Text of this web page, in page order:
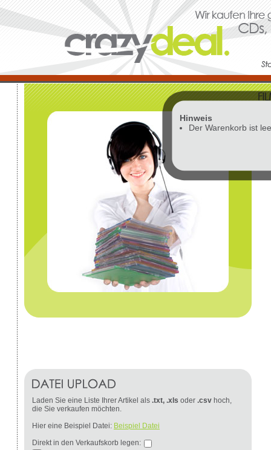
Hinweis
Der Warenkorb ist
Laden Sie eine Liste Ihrer Artikel als .txt, .xls oder .csv hoch,
die Sie verkaufen möchten.
Hier eine Beispiel Datei: Beispiel Datei
Direkt in den Verkaufskorb legen: